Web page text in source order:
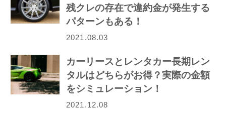
残クレの存在で違約金が発生する
パターンもある！
2021.08.03
カーリースとレンタカー長期レン
タルはどちらがお得？実際の金額
をシミュレーション！
2021.12.08